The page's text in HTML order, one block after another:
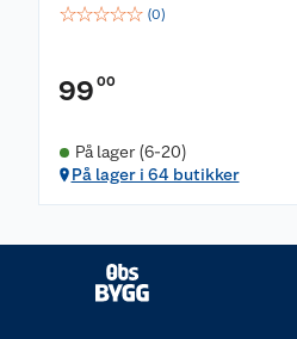
☆☆☆☆☆ (0)
99 00
På lager (6-20)
På lager i 64 butikker